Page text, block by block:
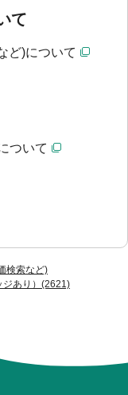
検索など)
ジあり）(2621)
て
ど)について
ついて